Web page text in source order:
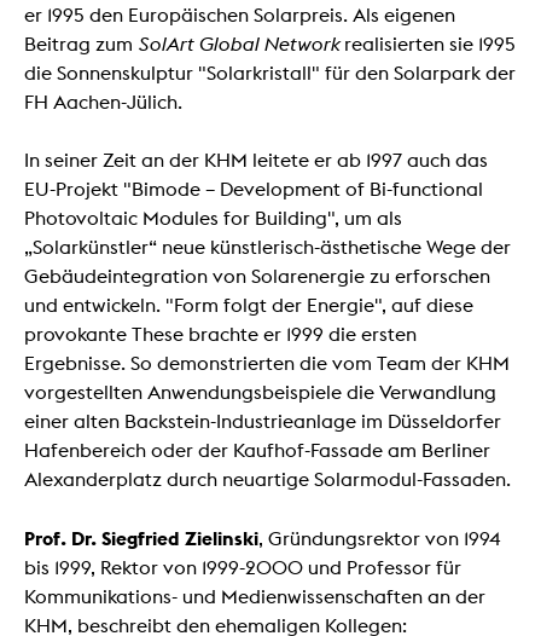
er 1995 den Europäischen Solarpreis. Als eigenen
Beitrag zum SolArt Global Networkrealisierten sie 1995
die Sonnenskulptur "Solarkristall" für den Solarpark der
FH Aachen-Jülich.
In seiner Zeit an der KHM leitete er ab 1997 auch das
EU-Projekt "Bimode – Development of Bi-functional
Photovoltaic Modules for Building", um als
„Solarkünstler“ neue künstlerisch-ästhetische Wege der
Gebäudeintegration von Solarenergie zu erforschen
und entwickeln. "Form folgt der Energie", auf diese
provokante These brachte er 1999 die ersten
Ergebnisse. So demonstrierten die vom Team der KHM
vorgestellten Anwendungsbeispiele die Verwandlung
einer alten Backstein-Industrieanlage im Düsseldorfer
Hafenbereich oder der Kaufhof-Fassade am Berliner
Alexanderplatz durch neuartige Solarmodul-Fassaden.
Prof. Dr. Siegfried Zielinski, Gründungsrektor von 1994
bis 1999, Rektor von 1999-2000 und Professor für
Kommunikations- und Medienwissenschaften an der
KHM, beschreibt den ehemaligen Kollegen: